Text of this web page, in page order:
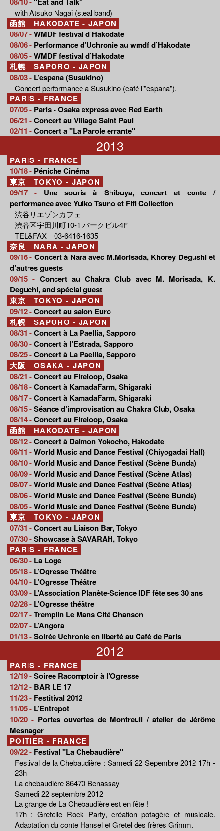
with Atsuko Nagai (steal band)
函館 HAKODATE - JAPON
08/07 -WMDF festival d’Hakodate
08/06 - Performance d’Uchronie au wmdf d’Hakodate
08/05 -WMDF festival d’Hakodate
札幌 SAPORO - JAPON
08/03 - L’espana (Susukino)
Concert performance a Susukino (café l’"espana").
PARIS - FRANCE
07/05 - Paris - Osaka express avec Red Earth
06/21 -Concert au Village Saint Paul
02/11 -Concert a "La Parole errante"
2013
PARIS - FRANCE
10/18 - Péniche Cinéma
東京 TOKYO - JAPON
09/17 - Une souris à Shibuya, concert et conte /
performance avec Yuiko Tsuno et Fifi Collection
渋谷リエゾンカフェ
渋谷区宇田川町10-1 パークビル4F
TEL&FAX 03-6416-1635
奈良 NARA - JAPON
09/16 - Concert à Nara avec M.Morisada, Khorey Degushi et
d’autres guests
09/15 - Concert au Chakra Club avec M. Morisada, K.
Deguchi, and spécial guest
東京 TOKYO - JAPON
09/12 -Concert au salon Euro
札幌 SAPORO - JAPON
08/31 -Concert à La Paellia, Sapporo
08/30 -Concert à l’Estrada, Sapporo
08/25 -Concert à La Paellia, Sapporo
大阪 OSAKA - JAPON
08/21 -Concert au Fireloop, Osaka
08/18 -Concert à KamadaFarm, Shigaraki
08/17 -Concert à KamadaFarm, Shigaraki
08/15 -Séance d’improvisation au Chakra Club, Osaka
08/14 -Concert au Fireloop, Osaka
函館 HAKODATE - JAPON
08/12 -Concert à Daimon Yokocho, Hakodate
08/11 -World Music and Dance Festival (Chiyogadai Hall)
08/10 -World Music and Dance Festival (Scène Bunda)
08/09 -World Music and Dance Festival (Scène Atlas)
08/07 -World Music and Dance Festival (Scène Atlas)
08/06 -World Music and Dance Festival (Scène Bunda)
08/05 -World Music and Dance Festival (Scène Bunda)
東京 TOKYO - JAPON
07/31 -Concert au Liaison Bar, Tokyo
07/30 -Showcase à SAVARAH, Tokyo
PARIS - FRANCE
06/30 - La Loge
05/18 - L’Ogresse Théâtre
04/10 - L’Ogresse Théâtre
03/09 - L’Association Planète-Science IDF fête ses 30 ans
02/28 - L’Ogresse théâtre
02/17 -Tremplin Le Mans Cité Chanson
02/07 - L’Angora
01/13 -Soirée Uchronie en liberté au Café de Paris
2012
PARIS - FRANCE
12/19 -Soiree Racomptoir à l’Ogresse
12/12 - BAR LE 17
11/23 - Festitival 2012
11/05 - L’Entrepot
10/20 - Portes ouvertes de Montreuil / atelier de Jérôme
Mesnager
POITIER - FRANCE
09/22 - Festival "La Chebaudière"
Festival de la Chebaudière : Samedi 22 Sepembre 2012 17h -
23h
La chebaudière 86470 Benassay
Samedi 22 septembre 2012
La grange de La Chebaudière est en fête !
17h : Gretelle Rock Party, création potagère et musicale.
Adaptation du conte Hansel et Gretel des frères Grimm.